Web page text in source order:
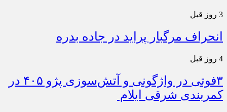
3 روز قبل
انحراف مرگبار پراید در جاده بدره
4 روز قبل
۳فوتی در واژگونی و آتش‌سوزی پژو ۴۰۵ در
کمربندی شرقی ایلام